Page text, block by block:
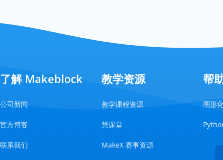
了解 Makeblock
公司新闻
官方博客
联系我们
教学资源
教学课程资源
慧课堂
MakeX 赛事资源
帮
图形